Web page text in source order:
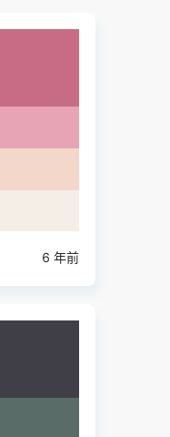
6 年前